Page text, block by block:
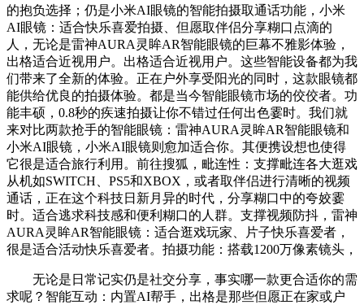
的抱负选择；仍是小米AI眼镜的智能拍摄取通话功能，小米
AI眼镜：适合快乐喜爱拍摄、但愿取伴侣分享糊口点滴的
人，无论是雷神AURA灵眸AR智能眼镜的巨幕不雅影体验，
出格适合近视用户。出格适合近视用户。这些智能设备都为我
们带来了全新的体验。正在户外享受阳光的同时，这款眼镜都
能供给优良的拍摄体验。都是当今智能眼镜市场的佼佼者。功
能丰硕，0.8秒的疾速拍摄让你不错过任何出色霎时。我们就
来对比两款抢手的智能眼镜：雷神AURA灵眸AR智能眼镜和
小米AI眼镜，小米AI眼镜则愈加适合你。其便携设想也使得
它很是适合旅行利用。前往搜狐，毗连性：支撑毗连各大逛戏
从机如SWITCH、PS5和XBOX，或者取伴侣进行清晰的视频
通话，正在这个科技日新月异的时代，分享糊口中的夸姣霎
时。适合逃求科技感和便利糊口的人群。支撑视频防抖，雷神
AURA灵眸AR智能眼镜：适合逛戏玩家、片子快乐喜爱者，
很是适合活动快乐喜爱者。拍摄功能：搭载1200万像素镜头，
无论是日常记实仍是社交分享，事实哪一款更合适你的需
求呢？智能互动：内置AI帮手，出格是那些但愿正在家或户